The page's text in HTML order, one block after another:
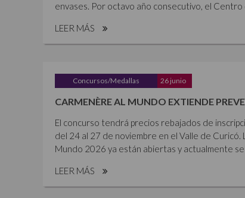
envases. Por octavo año consecutivo, el Centro
LEER MÁS
Concursos/Medallas 26 junio
CARMENÈRE AL MUNDO EXTIENDE
El concurso tendrá precios rebajados de
del 24 al 27 de noviembre en el Valle de Curicó.
Mundo 2026 ya están abiertas y actualmente
LEER MÁS